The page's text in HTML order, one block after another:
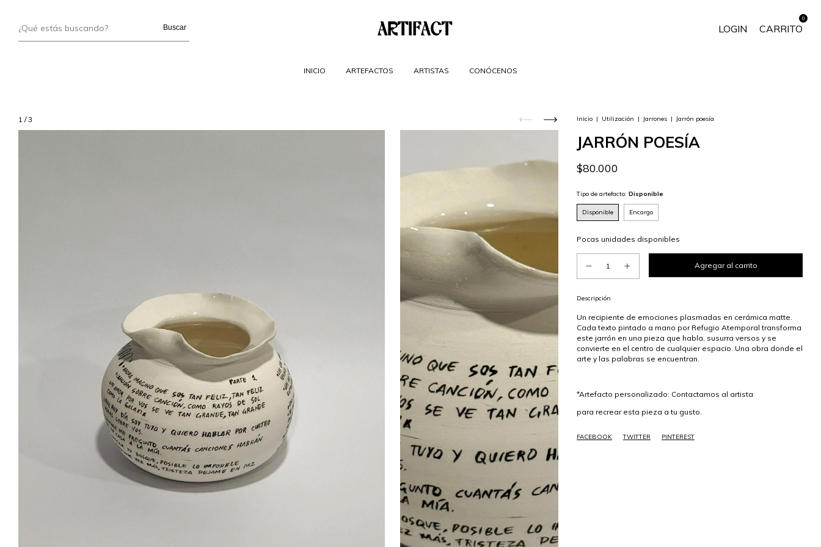
Buscar LOGIN CARRITO
0
INICIO ARTEFACTOS ARTISTAS CONÓCENOS
1 /3 Inicio | Utilización | Jarrones | Jarrón poesía
JARRÓN POESÍA
$80.000
Tipo de artefacto: Disponible
Disponible Encargo
Pocas unidades disponibles
Descripción
Un recipiente de emociones plasmadas en cerámica matte.
Cada texto pintado a mano por Refugio Atemporal transforma
este jarrón en una pieza que habla, susurra versos y se
convierte en el centro de cualquier espacio. Una obra donde el
arte y las palabras se encuentran.
*Artefacto personalizado: Contactamos al artista
para recrear esta pieza a tu gusto.
FACEBOOK TWITTER PINTEREST